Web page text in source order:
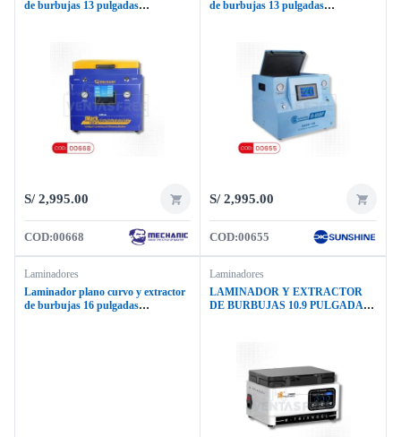
de burbujas 13 pulgadas
S/2,995.00
COD:00668
de burbujas 13 pulgadas
S/2,995.00
COD:00655
Laminadores
Laminador plano curvo y extractor
de burbujas 16 pulgadas
Laminadores
LAMINADOR Y EXTRACTOR
DE BURBUJAS 10.9 PULGADAS